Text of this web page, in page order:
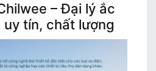
– Đại lý ắc
uy tín, chất lượng